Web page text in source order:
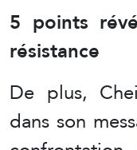
5 points
résistance
De plus,
dans son